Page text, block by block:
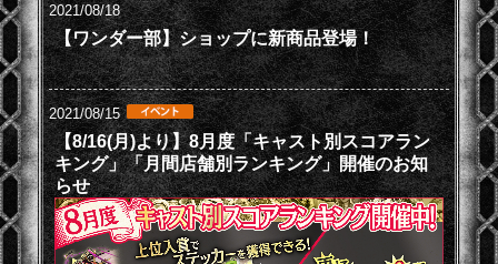
2021/08/18
【ワンダー部】ショップに新商品登場！
2021/08/15
【8/16(月)より】8月度「キャスト別スコアラン
キング」「月間店舗別ランキング」開催のお知
らせ